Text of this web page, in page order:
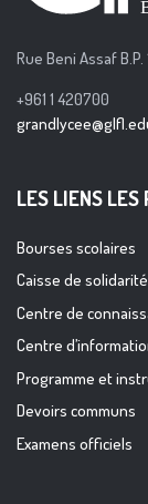
Rue Beni Assaf
+961 1 420700
LES LIENS
Bourses scolaires
Caisse de solidarité
Centre de
Centre
Programme et
Devoirs communs
Examens officiels